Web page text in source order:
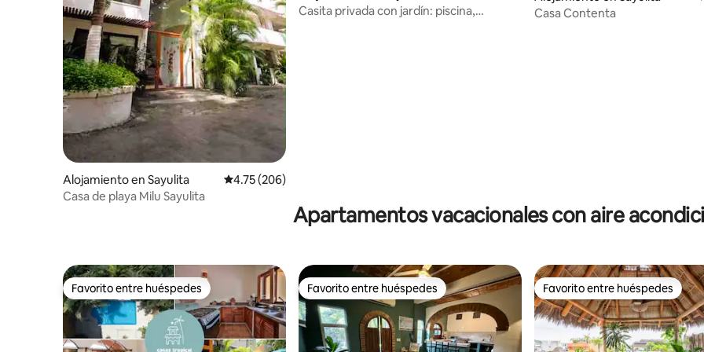
Alojamiento en Sayulita Calificación promedio: 4.75 de 5, 206 reseñas
4.75 (206)
Casa de playa Milu Sayulita
Casita privada con jardín: piscina,
Casa Contenta
Apartamentos vacacionales con aire
Favorito entre huéspedes
Favorito entre huéspedes Favorito entre huéspedes
Favorito entre huéspedes Favorito entre huéspedes
Favorito entre huéspedes